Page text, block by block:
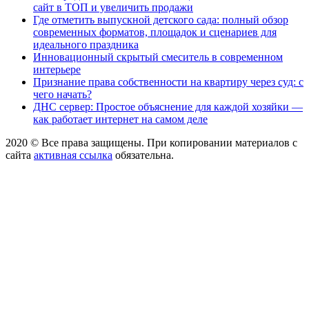
сайт в ТОП и увеличить продажи
Где отметить выпускной детского сада: полный обзор
современных форматов, площадок и сценариев для
идеального праздника
Инновационный скрытый смеситель в современном
интерьере
Признание права собственности на квартиру через суд: с
чего начать?
ДНС сервер: Простое объяснение для каждой хозяйки —
как работает интернет на самом деле
2020 © Все права защищены. При копировании материалов с
сайта активная ссылка обязательна.